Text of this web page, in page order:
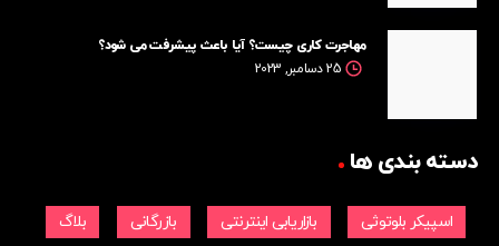
مهاجرت کاری چیست؟ آیا باعث پیشرفت می شود؟
25 دسامبر, 2023
دسته بندی ها
اسپیکر بلوتوثی بازاریابی اینترنتی بازرگانی بلاگ